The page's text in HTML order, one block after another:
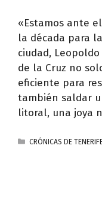
«Estamos ante
la década para
ciudad,
de la Cruz no
eficiente para
también saldar
litoral, una joya
CATEGORÍAS
CRÓNICAS DE